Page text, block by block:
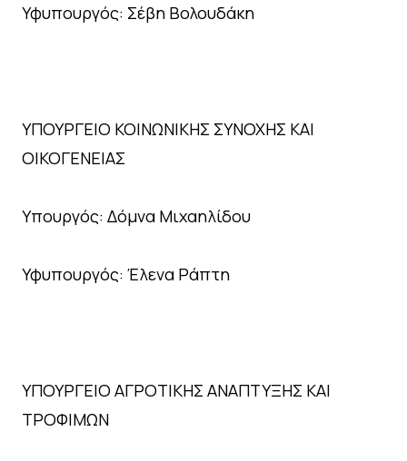
Υφυπουργός: Σέβη Βολουδάκη
ΥΠΟΥΡΓΕΙΟ ΚΟΙΝΩΝΙΚΗΣ ΣΥΝΟΧΗΣ ΚΑΙ
ΟΙΚΟΓΕΝΕΙΑΣ
Υπουργός: Δόμνα Μιχαηλίδου
Υφυπουργός: Έλενα Ράπτη
ΥΠΟΥΡΓΕΙΟ ΑΓΡΟΤΙΚΗΣ ΑΝΑΠΤΥΞΗΣ ΚΑΙ
ΤΡΟΦΙΜΩΝ